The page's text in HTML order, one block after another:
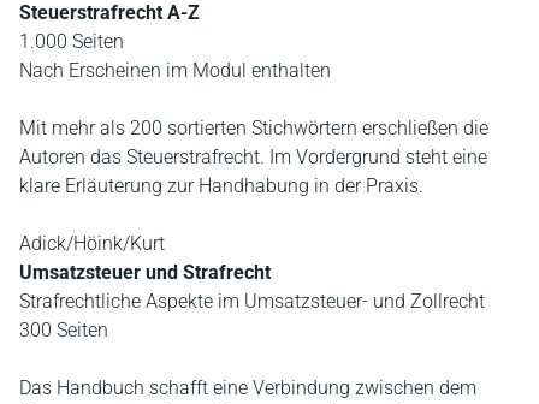
Steuerstrafrecht A-Z
1.000 Seiten
Nach Erscheinen im Modul enthalten
Mit mehr als 200 sortierten Stichwörtern erschließen die
Autoren das Steuerstrafrecht. Im Vordergrund steht eine
klare Erläuterung zur Handhabung in der Praxis.
Adick/Höink/Kurt
Umsatzsteuer und Strafrecht
Strafrechtliche Aspekte im Umsatzsteuer- und Zollrecht
300 Seiten
Das Handbuch schafft eine Verbindung zwischen dem